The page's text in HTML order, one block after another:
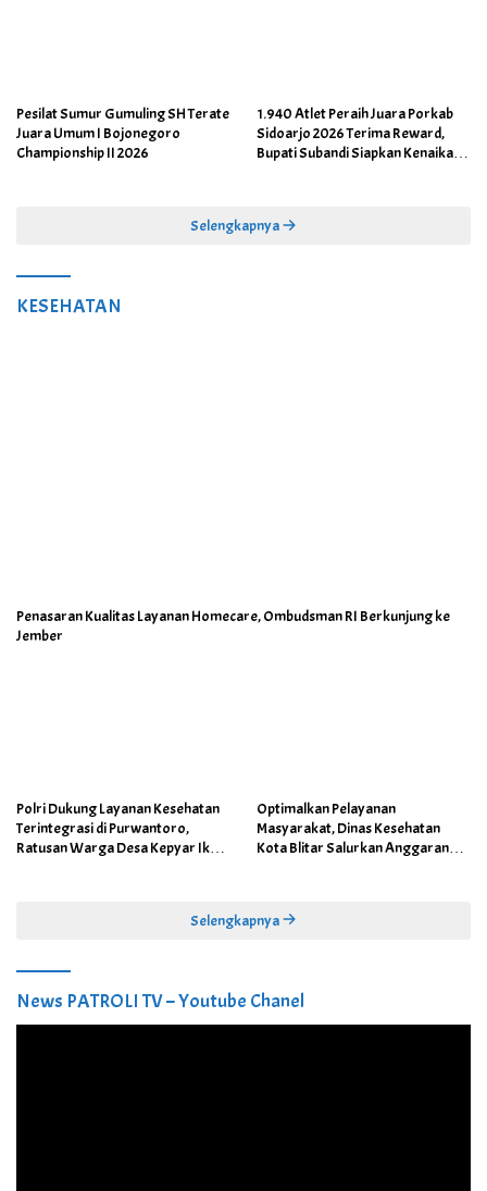
Pesilat Sumur Gumuling SH Terate
Juara Umum I Bojonegoro
Championship II 2026
1.940 Atlet Peraih Juara Porkab
Sidoarjo 2026 Terima Reward,
Bupati Subandi Siapkan Kenaikan
Selengkapnya
KESEHATAN
Penasaran Kualitas Layanan Homecare, Ombudsman RI Berkunjung ke
Jember
Polri Dukung Layanan Kesehatan
Terintegrasi di Purwantoro,
Ratusan Warga Desa Kepyar Ikuti
Optimalkan Pelayanan
Masyarakat, Dinas Kesehatan
Kota Blitar Salurkan Anggaran
Selengkapnya
News PATROLI TV – Youtube Chanel